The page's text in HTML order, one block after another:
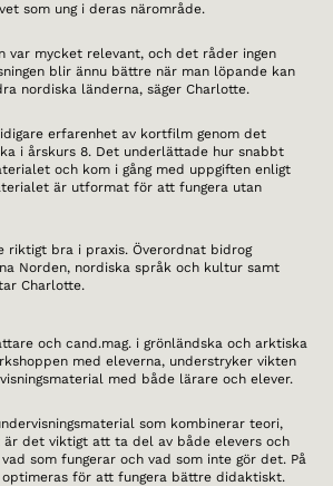
som ung i deras närområde.
var mycket relevant, och det råder ingen
blir ännu bättre när man löpande kan
nordiska länderna, säger Charlotte.
erfarenhet av kortfilm genom det
i årskurs 8. Det underlättade hur snabbt
och kom i gång med uppgiften enligt
är utformat för att fungera utan
riktigt bra i praxis. Överordnat bidrog
Norden, nordiska språk och kultur samt
Charlotte.
och cand.mag. i grönländska och arktiska
med eleverna, understryker vikten
med både lärare och elever.
som kombinerar teori,
det viktigt att ta del av både elevers och
som fungerar och vad som inte gör det. På
för att fungera bättre didaktiskt.